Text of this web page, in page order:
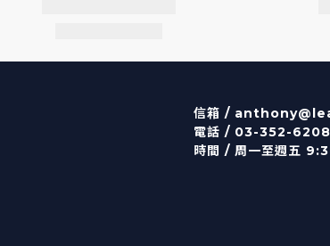
信箱 /
電話 / 03-352-6208
時間 / 周一至週五